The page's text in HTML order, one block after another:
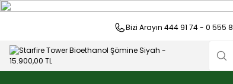
Bizi Arayın 444 91 74 - 0 555